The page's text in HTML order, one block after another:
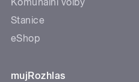
Stanice
eShop
mujRozhlas